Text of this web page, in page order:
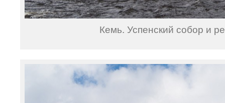
Кемь. Успенский собор и